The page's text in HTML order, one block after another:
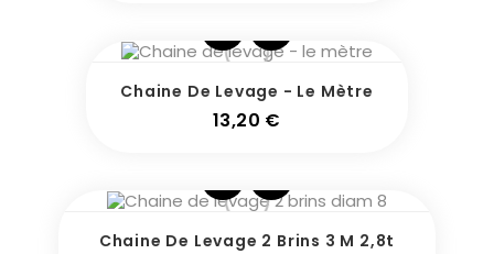
Chaine De Levage - Le Mètre
13,20 €
PackChaine De Levage 2 Brins 3 M 2,8t